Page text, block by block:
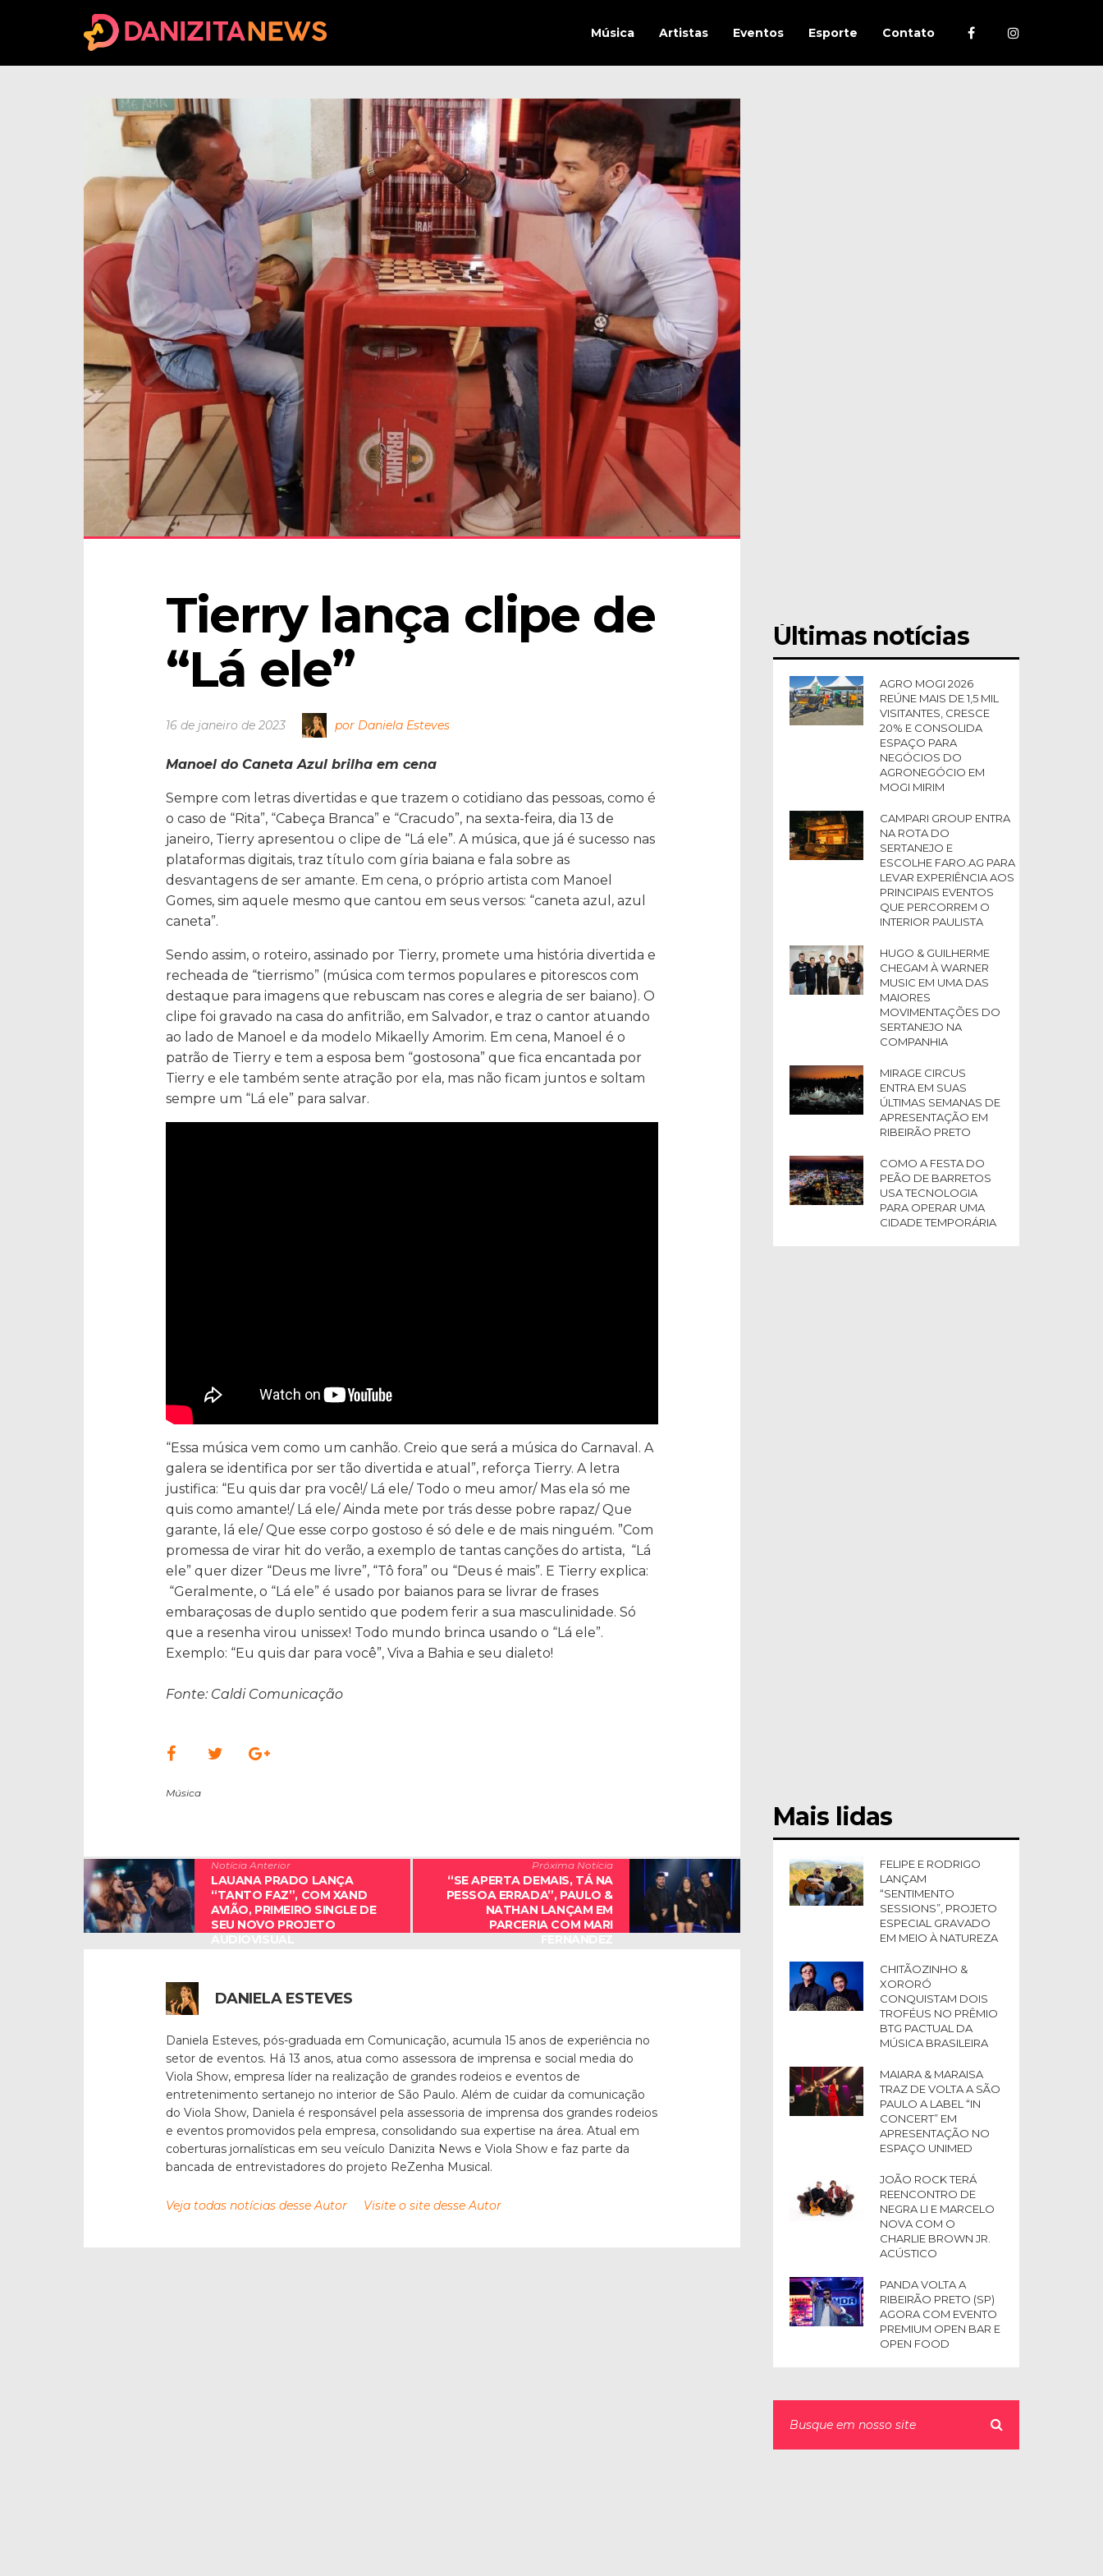
Música Artistas Eventos Esporte Contato
Tierry lança clipe de
“Lá ele”
16 de janeiro de 2023 por Daniela Esteves
Manoel do Caneta Azul brilha em cena
Sempre com letras divertidas e que trazem o cotidiano das pessoas, como é
o caso de “Rita”, “Cabeça Branca” e “Cracudo”, na sexta-feira, dia 13 de
janeiro, Tierry apresentou o clipe de “Lá ele”. A música, que já é sucesso nas
plataformas digitais, traz título com gíria baiana e fala sobre as
desvantagens de ser amante. Em cena, o próprio artista com Manoel
Gomes, sim aquele mesmo que cantou em seus versos: “caneta azul, azul
caneta”.
Sendo assim, o roteiro, assinado por Tierry, promete uma história divertida e
recheada de “tierrismo” (música com termos populares e pitorescos com
destaque para imagens que rebuscam nas cores e alegria de ser baiano). O
clipe foi gravado na casa do anfitrião, em Salvador, e traz o cantor atuando
ao lado de Manoel e da modelo Mikaelly Amorim. Em cena, Manoel é o
patrão de Tierry e tem a esposa bem “gostosona” que fica encantada por
Tierry e ele também sente atração por ela, mas não ficam juntos e soltam
sempre um “Lá ele” para salvar.
“Essa música vem como um canhão. Creio que será a música do Carnaval. A
galera se identifica por ser tão divertida e atual”, reforça Tierry. A letra
justifica: “Eu quis dar pra você!/ Lá ele/ Todo o meu amor/ Mas ela só me
quis como amante!/ Lá ele/ Ainda mete por trás desse pobre rapaz/ Que
garante, lá ele/ Que esse corpo gostoso é só dele e de mais ninguém. ”Com
promessa de virar hit do verão, a exemplo de tantas canções do artista, “Lá
ele” quer dizer “Deus me livre”, “Tô fora” ou “Deus é mais”. E Tierry explica:
“Geralmente, o “Lá ele” é usado por baianos para se livrar de frases
embaraçosas de duplo sentido que podem ferir a sua masculinidade. Só
que a resenha virou unissex! Todo mundo brinca usando o “Lá ele”.
Exemplo: “Eu quis dar para você”, Viva a Bahia e seu dialeto!
Fonte: Caldi Comunicação
Música
Notícia Anterior
LAUANA PRADO LANÇA
“TANTO FAZ”, COM XAND
AVIÃO, PRIMEIRO SINGLE DE
SEU NOVO PROJETO
Próxima Notícia
“SE APERTA DEMAIS, TÁ NA
PESSOA ERRADA”, PAULO &
NATHAN LANÇAM EM
PARCERIA COM MARI
DANIELA ESTEVES
Daniela Esteves, pós-graduada em Comunicação, acumula 15 anos de experiência no
setor de eventos. Há 13 anos, atua como assessora de imprensa e social media do
Viola Show, empresa líder na realização de grandes rodeios e eventos de
entretenimento sertanejo no interior de São Paulo. Além de cuidar da comunicação
do Viola Show, Daniela é responsável pela assessoria de imprensa dos grandes rodeios
e eventos promovidos pela empresa, consolidando sua expertise na área. Atual em
coberturas jornalísticas em seu veículo Danizita News e Viola Show e faz parte da
bancada de entrevistadores do projeto ReZenha Musical.
Veja todas notícias desse Autor Visite o site desse Autor
Últimas notícias
AGRO MOGI 2026
REÚNE MAIS DE 1,5 MIL
VISITANTES, CRESCE
20% E CONSOLIDA
ESPAÇO PARA
NEGÓCIOS DO
AGRONEGÓCIO EM
MOGI MIRIM
CAMPARI GROUP ENTRA
NA ROTA DO
SERTANEJO E
ESCOLHE FARO.AG PARA
LEVAR EXPERIÊNCIA AOS
PRINCIPAIS EVENTOS
QUE PERCORREM O
INTERIOR PAULISTA
HUGO & GUILHERME
CHEGAM À WARNER
MUSIC EM UMA DAS
MAIORES
MOVIMENTAÇÕES DO
SERTANEJO NA
COMPANHIA
MIRAGE CIRCUS
ENTRA EM SUAS
ÚLTIMAS SEMANAS DE
APRESENTAÇÃO EM
RIBEIRÃO PRETO
COMO A FESTA DO
PEÃO DE BARRETOS
USA TECNOLOGIA
PARA OPERAR UMA
CIDADE TEMPORÁRIA
Mais lidas
FELIPE E RODRIGO
LANÇAM
“SENTIMENTO
SESSIONS”, PROJETO
ESPECIAL GRAVADO
EM MEIO À NATUREZA
CHITÃOZINHO &
XORORÓ
CONQUISTAM DOIS
TROFÉUS NO PRÊMIO
BTG PACTUAL DA
MÚSICA BRASILEIRA
MAIARA & MARAISA
TRAZ DE VOLTA A SÃO
PAULO A LABEL “IN
CONCERT” EM
APRESENTAÇÃO NO
ESPAÇO UNIMED
JOÃO ROCK TERÁ
REENCONTRO DE
NEGRA LI E MARCELO
NOVA COM O
CHARLIE BROWN JR.
ACÚSTICO
PANDA VOLTA A
RIBEIRÃO PRETO (SP)
AGORA COM EVENTO
PREMIUM OPEN BAR E
OPEN FOOD